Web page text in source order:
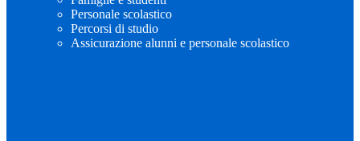
Personale scolastico
Percorsi di studio
Assicurazione alunni e personale scolastico